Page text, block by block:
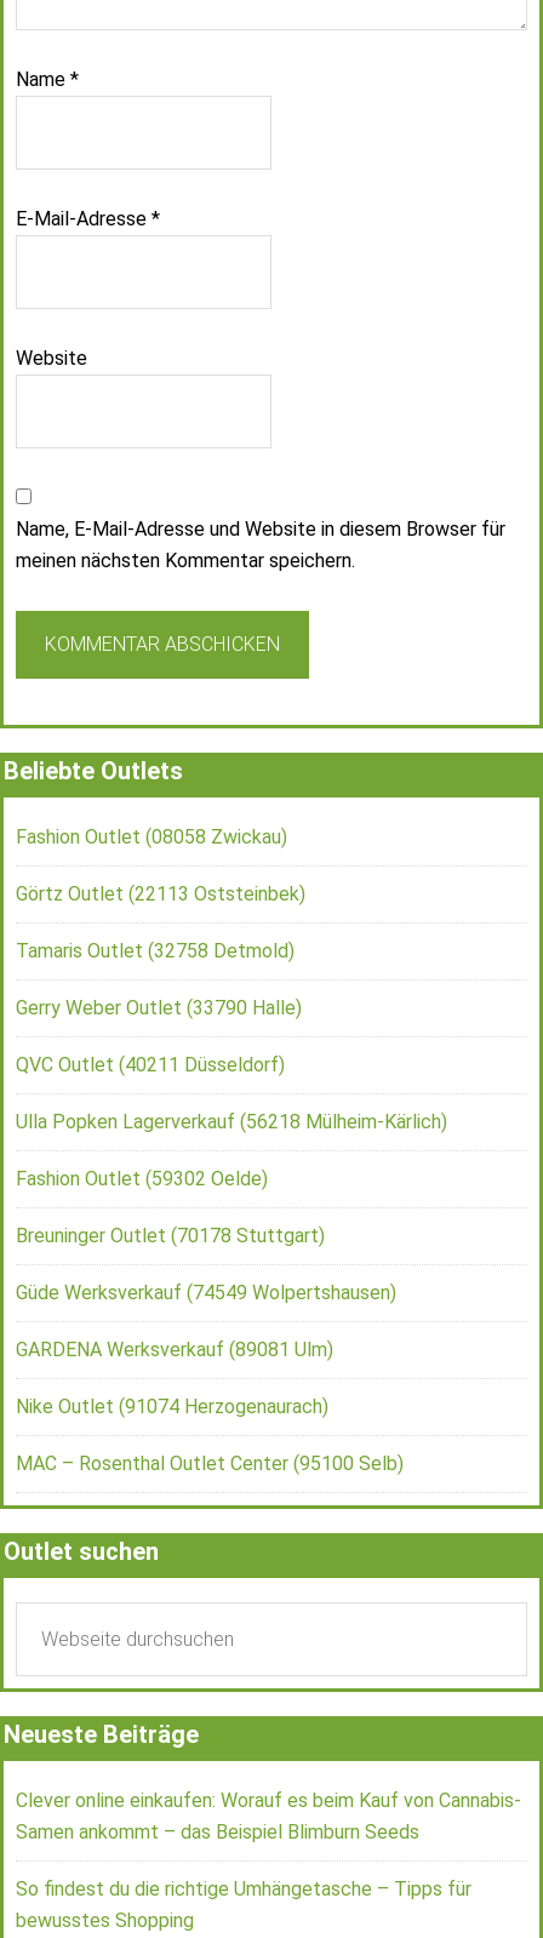
Name *
E-Mail-Adresse *
Website
Name, E-Mail-Adresse und Website in diesem Browser für
meinen nächsten Kommentar speichern.
Beliebte Outlets
Fashion Outlet (08058 Zwickau)
Görtz Outlet (22113 Oststeinbek)
Tamaris Outlet (32758 Detmold)
Gerry Weber Outlet (33790 Halle)
QVC Outlet (40211 Düsseldorf)
Ulla Popken Lagerverkauf (56218 Mülheim-Kärlich)
Fashion Outlet (59302 Oelde)
Breuninger Outlet (70178 Stuttgart)
Güde Werksverkauf (74549 Wolpertshausen)
GARDENA Werksverkauf (89081 Ulm)
Nike Outlet (91074 Herzogenaurach)
MAC – Rosenthal Outlet Center (95100 Selb)
Outlet suchen
Neueste Beiträge
Clever online einkaufen: Worauf es beim Kauf von Cannabis-
Samen ankommt – das Beispiel Blimburn Seeds
So findest du die richtige Umhängetasche – Tipps für
bewusstes Shopping